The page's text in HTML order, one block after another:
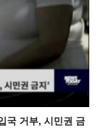
국 거부, 시민권 금